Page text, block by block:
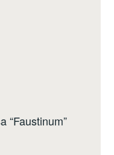
“Faustinum”